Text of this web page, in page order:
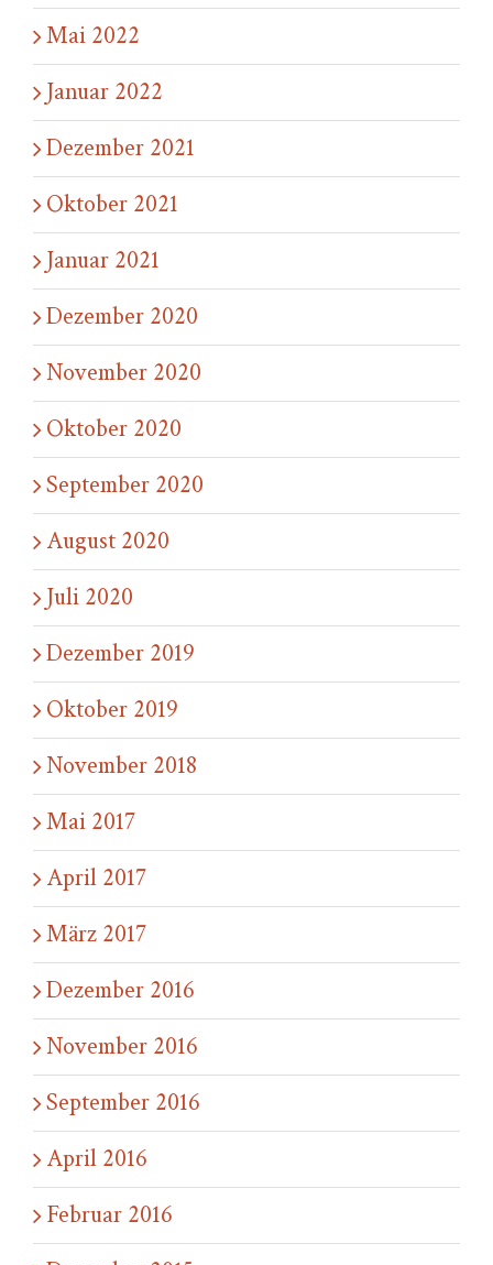
Mai 2022
Januar 2022
Dezember 2021
Oktober 2021
Januar 2021
Dezember 2020
November 2020
Oktober 2020
September 2020
August 2020
Juli 2020
Dezember 2019
Oktober 2019
November 2018
Mai 2017
April 2017
März 2017
Dezember 2016
November 2016
September 2016
April 2016
Februar 2016